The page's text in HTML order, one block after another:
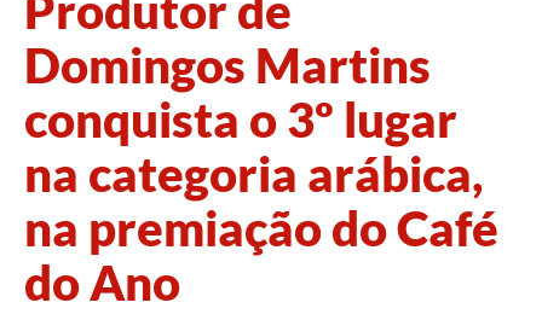
Domingos Martins
conquista o 3º lugar
na categoria arábica,
na premiação do Café
do Ano